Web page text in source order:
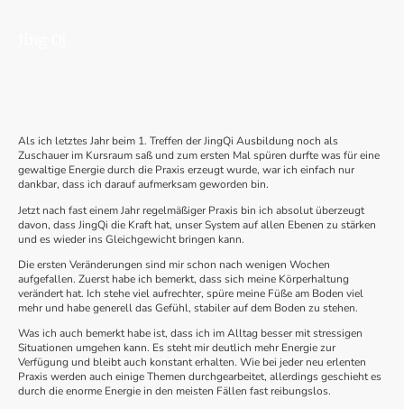
Als ich letztes Jahr beim 1. Treffen der JingQi Ausbildung noch als
Zuschauer im Kursraum saß und zum ersten Mal spüren durfte was für eine
gewaltige Energie durch die Praxis erzeugt wurde, war ich einfach nur
dankbar, dass ich darauf aufmerksam geworden bin.
Jetzt nach fast einem Jahr regelmäßiger Praxis bin ich absolut überzeugt
davon, dass JingQi die Kraft hat, unser System auf allen Ebenen zu stärken
und es wieder ins Gleichgewicht bringen kann.
Die ersten Veränderungen sind mir schon nach wenigen Wochen
aufgefallen. Zuerst habe ich bemerkt, dass sich meine Körperhaltung
verändert hat. Ich stehe viel aufrechter, spüre meine Füße am Boden viel
mehr und habe generell das Gefühl, stabiler auf dem Boden zu stehen.
Was ich auch bemerkt habe ist, dass ich im Alltag besser mit stressigen
Situationen umgehen kann. Es steht mir deutlich mehr Energie zur
Verfügung und bleibt auch konstant erhalten. Wie bei jeder neu erlenten
Praxis werden auch einige Themen durchgearbeitet, allerdings geschieht es
durch die enorme Energie in den meisten Fällen fast reibungslos.